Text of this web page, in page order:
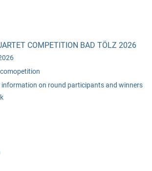
COMPETITION BAD TÖLZ 2026
on round participants and winners